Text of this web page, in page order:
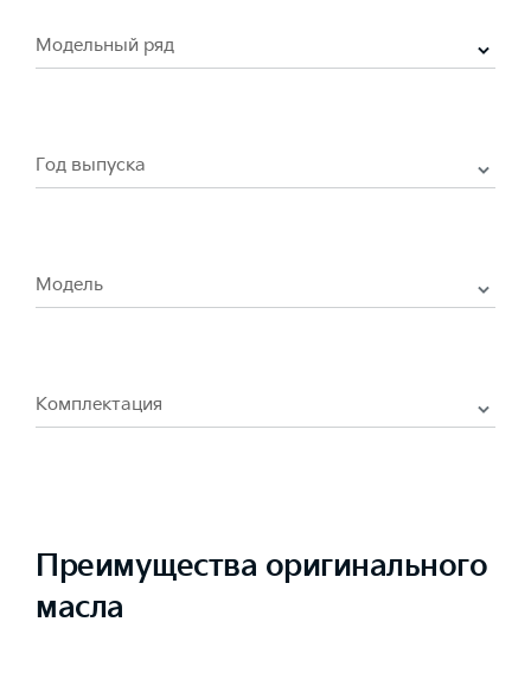
Модельный ряд
Год выпуска
Модель
Комплектация
Преимущества оригинального
масла